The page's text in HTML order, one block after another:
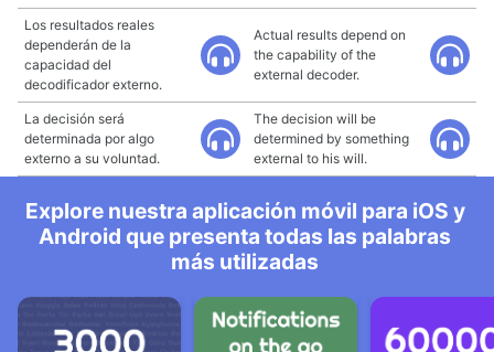
Los resultados reales
dependerán de la
capacidad del
decodificador externo.
Actual results depend on
the capability of the
external decoder.
La decisión será
determinada por algo
externo a su voluntad.
The decision will be
determined by something
external to his will.
Explore nuestra aplicación móvil para iOS y
Android que presenta todas las palabras
más utilizadas